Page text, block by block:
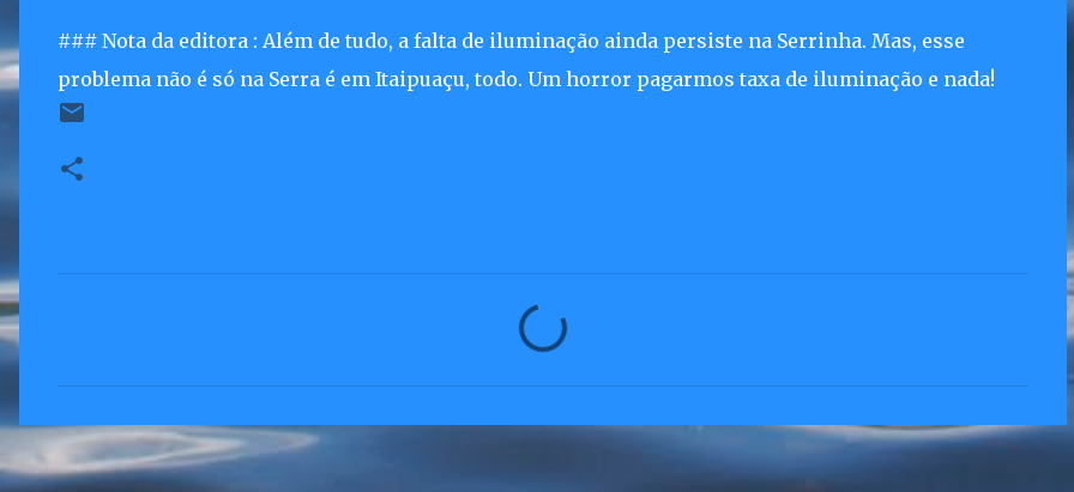
### Nota da editora : Além de tudo, a falta de iluminação ainda persiste na Serrinha. Mas, esse
problema não é só na Serra é em Itaipuaçu, todo. Um horror pagarmos taxa de iluminação e nada!
n
t